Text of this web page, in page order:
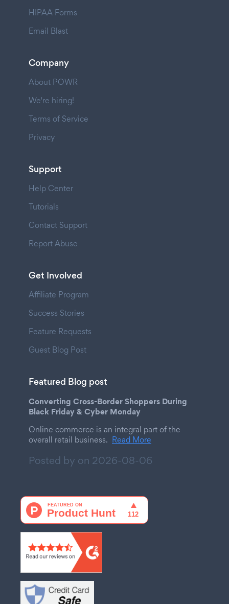
HIPAA Forms
Email Blast
Company
About POWR
We're hiring!
Terms of Service
Privacy
Support
Help Center
Tutorials
Contact Support
Report Abuse
Get Involved
Affiliate Program
Success Stories
Feature Requests
Guest Blog Post
Featured Blog post
Converting Cross-Border Shoppers During
Black Friday & Cyber Monday
Online commerce is an integral part of the
overall retail business. Read More
Posted by on 2026-08-06